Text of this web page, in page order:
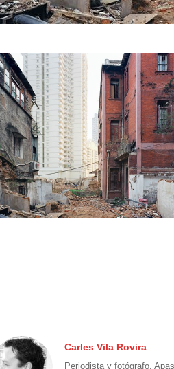
Carles Vila Rovira
Periodista y fotógrafo.